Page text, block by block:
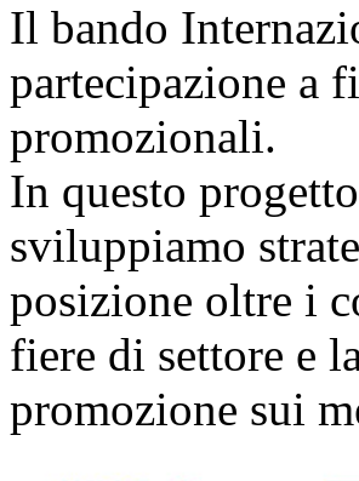
Il bando
partecipazione a
promozionali.
In questo
sviluppiamo
posizione oltre i
fiere di settore e
promozione sui